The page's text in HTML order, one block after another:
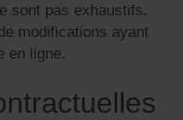
sont pas exhaustifs.
modifications ayant
en ligne.